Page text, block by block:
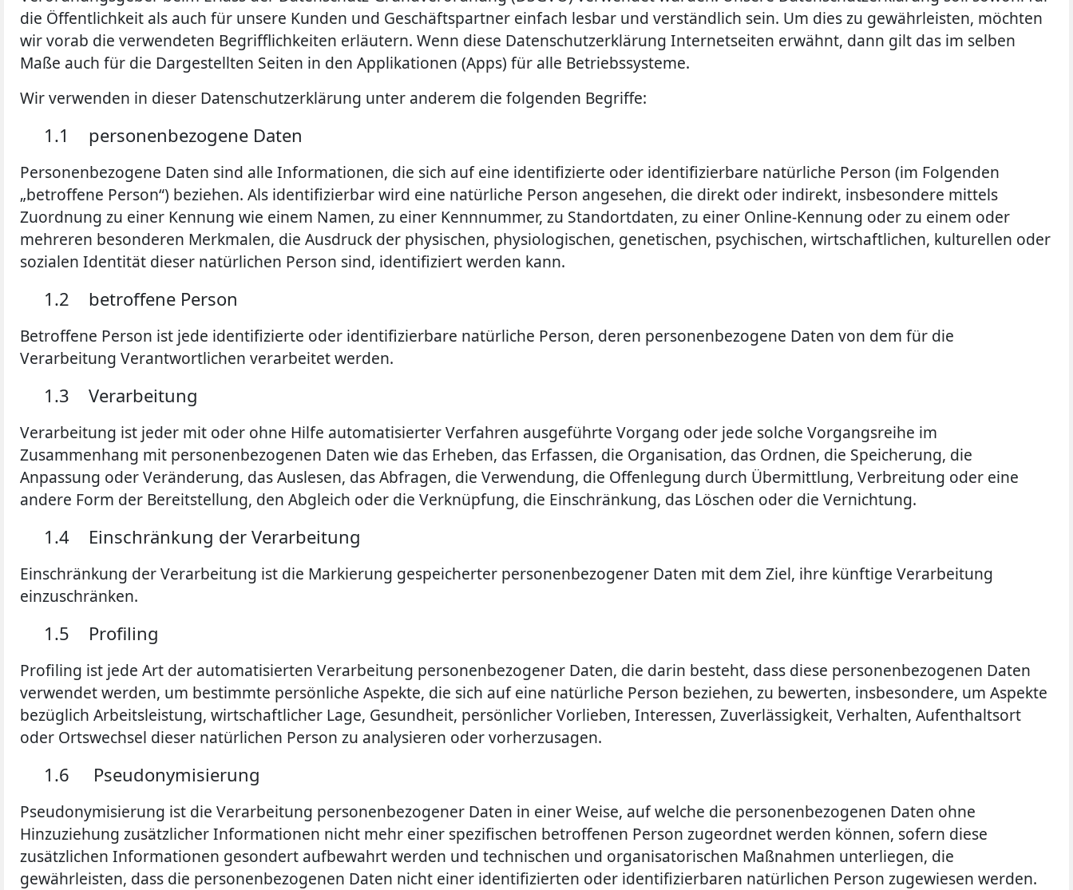
die Öffentlichkeit als auch für unsere Kunden und Geschäftspartner einfach lesbar und verständlich sein. Um dies zu gewährleisten, möchten
wir vorab die verwendeten Begrifflichkeiten erläutern. Wenn diese Datenschutzerklärung Internetseiten erwähnt, dann gilt das im selben
Maße auch für die Dargestellten Seiten in den Applikationen (Apps) für alle Betriebssysteme.
Wir verwenden in dieser Datenschutzerklärung unter anderem die folgenden Begriffe:
1.1 personenbezogene Daten
Personenbezogene Daten sind alle Informationen, die sich auf eine identifizierte oder identifizierbare natürliche Person (im Folgenden
„betroffene Person“) beziehen. Als identifizierbar wird eine natürliche Person angesehen, die direkt oder indirekt, insbesondere mittels
Zuordnung zu einer Kennung wie einem Namen, zu einer Kennnummer, zu Standortdaten, zu einer Online-Kennung oder zu einem oder
mehreren besonderen Merkmalen, die Ausdruck der physischen, physiologischen, genetischen, psychischen, wirtschaftlichen, kulturellen oder
sozialen Identität dieser natürlichen Person sind, identifiziert werden kann.
1.2 betroffene Person
Betroffene Person ist jede identifizierte oder identifizierbare natürliche Person, deren personenbezogene Daten von dem für die
Verarbeitung Verantwortlichen verarbeitet werden.
1.3 Verarbeitung
Verarbeitung ist jeder mit oder ohne Hilfe automatisierter Verfahren ausgeführte Vorgang oder jede solche Vorgangsreihe im
Zusammenhang mit personenbezogenen Daten wie das Erheben, das Erfassen, die Organisation, das Ordnen, die Speicherung, die
Anpassung oder Veränderung, das Auslesen, das Abfragen, die Verwendung, die Offenlegung durch Übermittlung, Verbreitung oder eine
andere Form der Bereitstellung, den Abgleich oder die Verknüpfung, die Einschränkung, das Löschen oder die Vernichtung.
1.4 Einschränkung der Verarbeitung
Einschränkung der Verarbeitung ist die Markierung gespeicherter personenbezogener Daten mit dem Ziel, ihre künftige Verarbeitung
einzuschränken.
1.5 Profiling
Profiling ist jede Art der automatisierten Verarbeitung personenbezogener Daten, die darin besteht, dass diese personenbezogenen Daten
verwendet werden, um bestimmte persönliche Aspekte, die sich auf eine natürliche Person beziehen, zu bewerten, insbesondere, um Aspekte
bezüglich Arbeitsleistung, wirtschaftlicher Lage, Gesundheit, persönlicher Vorlieben, Interessen, Zuverlässigkeit, Verhalten, Aufenthaltsort
oder Ortswechsel dieser natürlichen Person zu analysieren oder vorherzusagen.
1.6 Pseudonymisierung
Pseudonymisierung ist die Verarbeitung personenbezogener Daten in einer Weise, auf welche die personenbezogenen Daten ohne
Hinzuziehung zusätzlicher Informationen nicht mehr einer spezifischen betroffenen Person zugeordnet werden können, sofern diese
zusätzlichen Informationen gesondert aufbewahrt werden und technischen und organisatorischen Maßnahmen unterliegen, die
gewährleisten, dass die personenbezogenen Daten nicht einer identifizierten oder identifizierbaren natürlichen Person zugewiesen werden.